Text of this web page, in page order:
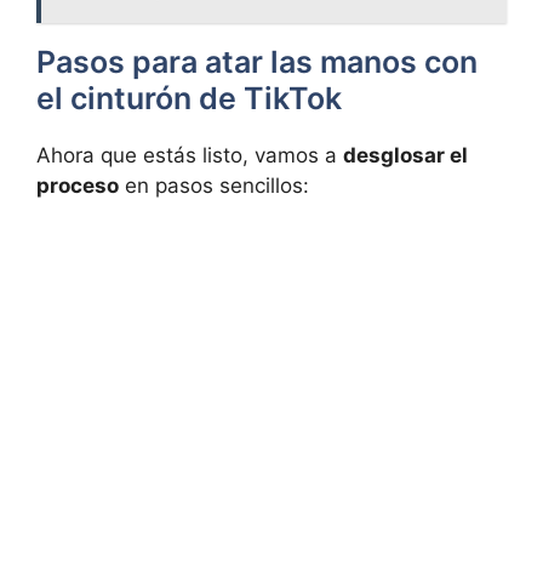
Pasos para atar las manos con
el cinturón de TikTok
Ahora que estás listo, vamos a desglosar el
proceso en pasos sencillos: